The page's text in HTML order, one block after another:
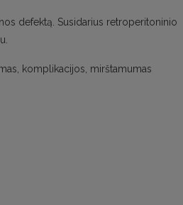
defektą. Susidarius retroperitoninio
komplikacijos, mirštamumas